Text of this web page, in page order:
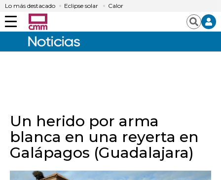
Lo más destacado Eclipse solar Calor
Menú Buscar
Un herido por arma
blanca en una reyerta en
Galápagos (Guadalajara)